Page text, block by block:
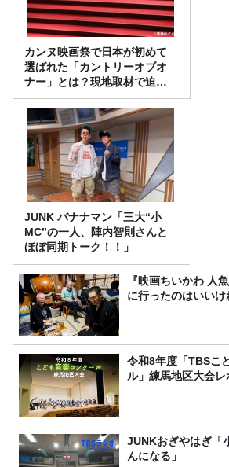
カンヌ映画祭で日本が初めて
選ばれた「カントリーオブオ
ナー」とは？現地取材で迫る
選出の意味
JUNK バナナマン「三大“小
MC”の一人、陣内智則さんと
ほぼ同期トーク！！」
『映画ちいかわ 人
に行ったのはいい
令和8年度「TBSこ
ル」練馬地区大会レ
JUNKおぎやはぎ「
んになる」